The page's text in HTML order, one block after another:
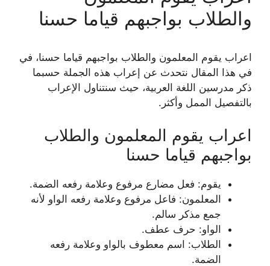
والطلاب بواجبهم قياما حسنا
اعراب يقوم المعلمون والطلاب بواجبهم قياما حسنا، في
في هذا المقال نتحدث عن إعراب هذه الجملة حسبما
ذكر مدرسين اللغة العربية، حيث سنتناول الإعراب
بالتفصيل الممل وأكثر.
اعراب يقوم المعلمون والطلاب
بواجبهم قياما حسنا
يقوم: فعل مضارع مرفوع وعلامة رفعه الضمة.
المعلمون: فاعل مرفوع وعلامة رفعه الواو لأنه
جمع مذكر سالم.
الواو: حرف عطف.
الطلاب: اسم معطوف بالواو وعلامة رفعه
الضمة.